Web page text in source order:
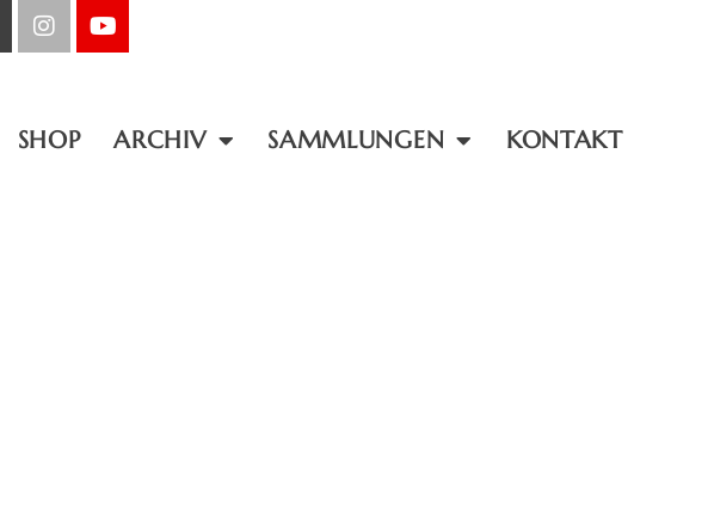
SHOP ARCHIV SAMMLUNGEN KONTAKT